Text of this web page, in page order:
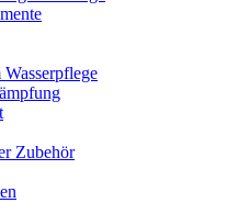
Zubehör